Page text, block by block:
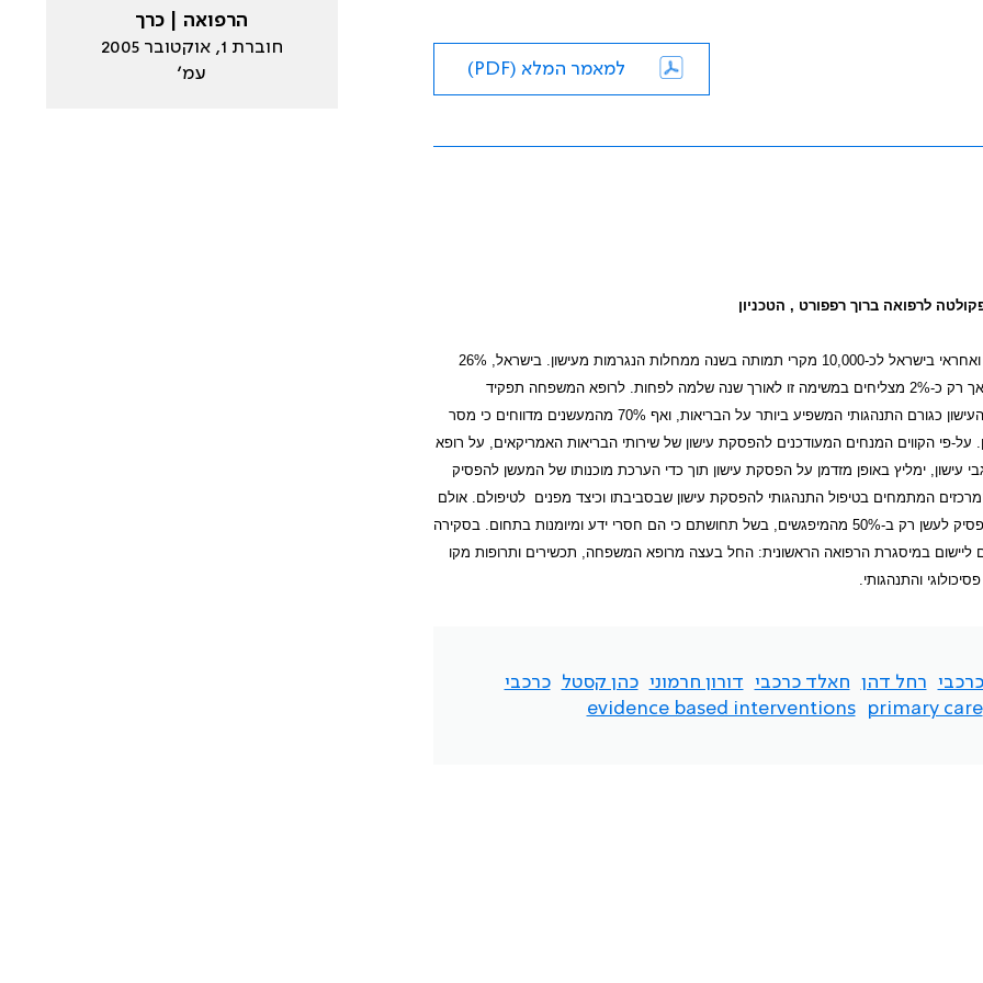
למאמר המלא (PDF)
לרפואה ברוך רפפורט , הטכניון
עישון הסיגריות הוא אחד הגורמים העיקריים לתחלואה ותמותה שניתנים למניעה ואחראי בישראל לכ-10,000 מקרי תמותה בשנה ממחלות הנגרמות מעישון. בישראל, 26%
לאורך שנה
שלמה לפחות. לרופא המשפחה תפקיד
משמעותי בעזרה למטופליו להפסיק לעשן; רוב הרופאים הראשוניים מדרגים את העישון כגורם התנהגותי המשפיע ביותר על הבריאות, ואף 70% מהמעשנים מדווחים כי מסר
הקווים המנחים המעודכנים להפסקת עישון של שירותי הבריאות האמריקאים, על רופא
ימליץ באופן מזדמן על הפסקת עישון תוך כדי הערכת מוכנותו של המעשן להפסיק
המרכזים המתמחים בטיפול התנהגותי להפסקת עישון שבסביבתו וכיצד מפנים
לטיפולם. אולם
גם רופאים בעלי מודעות ומחויבות לנושא הפסקת העישון יועצים למטופליהם להפסיק לעשן רק ב-50% מהמיפגשים, בשל תחושתם כי הם חסרי ידע ומיומנות בתחום. בסקירה
ליישום במיסגרת הרפואה הראשונית: החל בעצה מרופא המשפחה, תכשירים ותרופות מקו
והתנהגותי.
רחל דהן חאלד כרכבי דורון חרמוני כהן קסטל
כרכבי
primary care
evidence based interventions
הרפואה | כרך
חוברת 1, אוקטובר 2005
עמ׳